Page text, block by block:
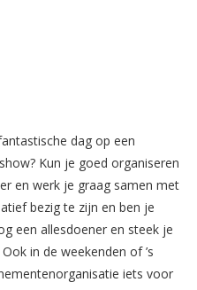
dag op een
Kun je goed organiseren
en werk je graag samen met
bezig te zijn en ben je
een allesdoener en steek je
in de weekenden of ’s
iets voor